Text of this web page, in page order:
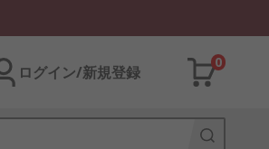
ログイン/新規登録
0